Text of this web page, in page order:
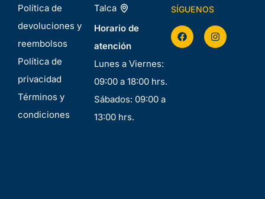
Política de
devoluciones y
reembolsos
Política de
privacidad
Términos y
condiciones
Talca
Horario de
atención
Lunes a Viernes:
09:00 a 18:00 hrs.
Sábados: 09:00 a
13:00 hrs.
SÍGUENOS